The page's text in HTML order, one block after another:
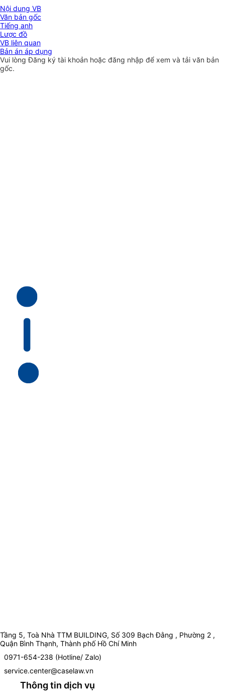
Nội dung VB
Văn bản gốc
Tiếng anh
Lược đồ
VB liên quan
Bản án áp dụng
Vui lòngĐăng ký tài khoản hoặc đăng nhập để xem và tải văn bản
gốc.
Tầng 5, Toà Nhà TTM BUILDING, Số 309 Bạch Đằng , Phường 2 ,
Quận Bình Thạnh, Thành phố Hồ Chí Minh
0971-654-238 (Hotline/ Zalo)
service.center@caselaw.vn
Thông tin dịch vụ